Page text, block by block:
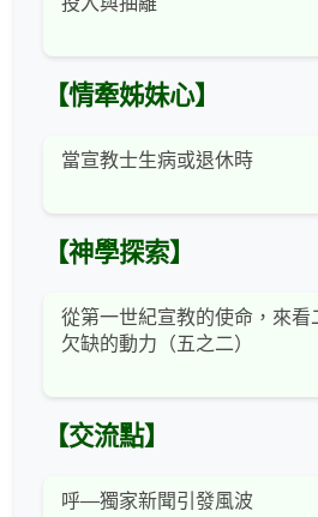
【情牽姊妹心】
當宣教士生病或退休時
【神學探索】
從第一世紀宣教的使命，來看
欠缺的動力（五之二）
【交流點】
呼—獨家新聞引發風波